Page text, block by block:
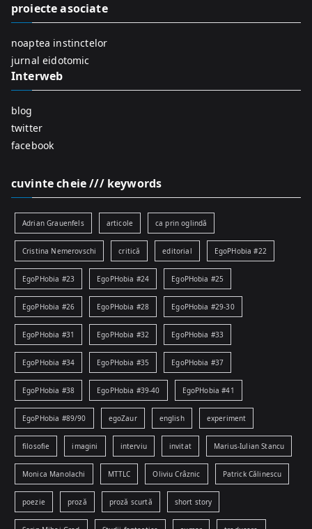
o
proiecte asociate
noaptea instinctelor
jurnal eidotomic
Interweb
blog
twitter
facebook
cuvinte cheie /// keywords
Adrian Grauenfels articole ca prin oglindă
Cristina Nemerovschi critică editorial EgoPHobia #22
EgoPHobia #23 EgoPHobia #24 EgoPHobia #25
EgoPHobia #26 EgoPHobia #28 EgoPHobia #29-30
EgoPHobia #31 EgoPHobia #32 EgoPHobia #33
EgoPHobia #34 EgoPHobia #35 EgoPHobia #37
EgoPHobia #38 EgoPHobia #39-40 EgoPHobia #41
EgoPHobia #89/90 egoZaur english experiment
filosofie imagini interviu invitat Marius-Iulian Stancu
Monica Manolachi MTTLC Oliviu Crâznic Patrick Călinescu
poezie proză proză scurtă short story